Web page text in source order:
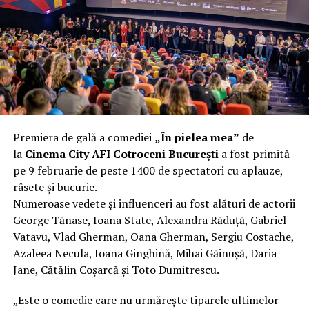
încât nu a mai putut fi pliat. Proprietarul l-a aruncat la
fier vechi a doua zi. Asta ca să fie clar de la început: nu
vorbim despre preferințe estetice, ci despre
funcționalitate reală.
Aluminiul, pe scurt: ușor,
rezistent la coroziune, dar cu
nuanțe
Aluminiul e materialul care apare primul în conversație
când cineva caută un pavilion ușor. Și pe bună dreptate.
Densitatea aluminiului e de aproximativ 2,7 g/cm³, față
de circa 7,8 g/cm³ pentru oțel. Practic, la un volum
identic, aluminiul cântărește cam o treime din greutatea
oțelului. Pentru oricine transportă, montează și
demontează frecvent o structură, diferența asta se
simte enorm.
Premiera de gală a comediei „În pielea mea” de
la Cinema City AFI Cotroceni Bucureștia fost primită
pe 9 februarie de peste 1400 de spectatori cu aplauze,
râsete și bucurie.
Numeroase vedete și influenceri au fost alături de actorii
George Tănase, Ioana State, Alexandra Răduță, Gabriel
Vatavu, Vlad Gherman, Oana Gherman, Sergiu Costache,
Azaleea Necula, Ioana Ginghină, Mihai Găinușă, Daria
Jane, Cătălin Coșarcă și Toto Dumitrescu.
„Este o comedie care nu urmărește tiparele ultimelor